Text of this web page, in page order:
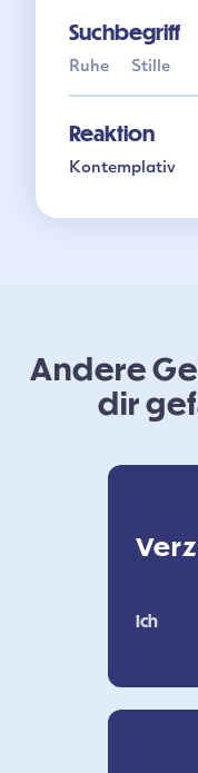
Suchbegriff
Ruhe Stille
Reaktion
Kontemplativ
Andere
dir
Ich